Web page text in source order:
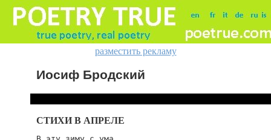
разместить рекламу
Иосиф Бродский
СТИХИ В АПРЕЛЕ